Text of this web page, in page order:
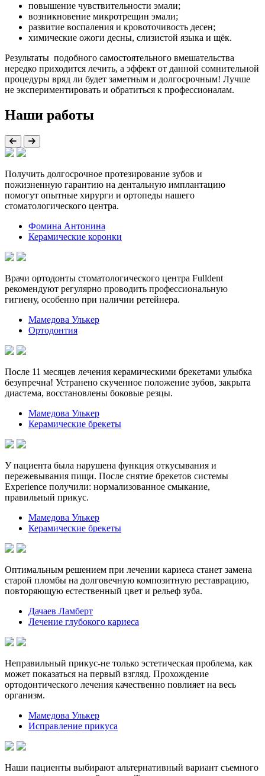
повышение чувствительности эмали;
возникновение микротрещин эмали;
развитие воспаления и кровоточивость десен;
химические ожоги десны, слизистой языка и щёк.
Результаты подобного самостоятельного вмешательства
нередко приходится лечить, а эффект от данной сомнительной
процедуры вряд ли будет заметным и долгосрочным! Лучше
не экспериментировать и обратиться к профессионалам.
Наши работы
Получить долгосрочное протезирование зубов и
пожизненную гарантию на дентальную имплантацию
помогут опытные хирурги и ортопеды нашего
стоматологического центра.
Фомина Антонина
Керамические коронки
Врачи ортодонты стоматологического центра Fulldent
рекомендуют регулярно проводить профессиональную
гигиену, особенно при наличии ретейнера.
Мамедова Улькер
Ортодонтия
После 11 месяцев лечения керамическими брекетами улыбка
безупречна! Устранено скученное положение зубов, закрыта
диастема, восстановлены боковые резцы.
Мамедова Улькер
Керамические брекеты
У пациента была нарушена функция откусывания и
пережевывания пищи. После снятие брекетов системы
Experience получили: нормализованное смыкание,
правильный прикус.
Мамедова Улькер
Керамические брекеты
Оптимальным решением при лечении кариеса станет замена
старой пломбы на долговечную композитную реставрацию,
повторяющую естественный цвет и рельеф зуба.
Дачаев Ламберт
Лечение глубокого кариеса
Неправильный прикус-не только эстетическая проблема, как
может показаться на первый взгляд. Прохождение
ортодонтического лечения качественно повлияет на весь
организм.
Мамедова Улькер
Исправление прикуса
Наши пациенты выбирают альтернативный вариант съемного